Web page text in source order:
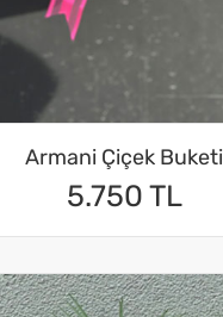
Armani Çiçek Buketi
5.750 TL